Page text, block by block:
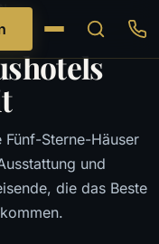
Sterne-Häuser
und
die das Beste